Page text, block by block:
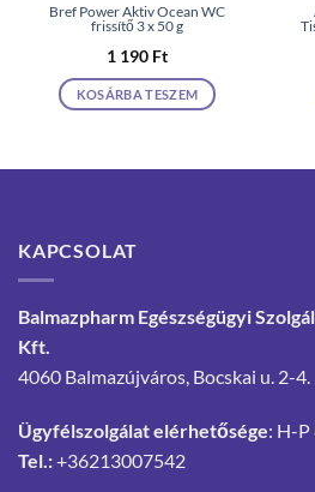
Bref Power Aktiv Ocean WC
frissítő 3 x 50 g
1 190 Ft
KOSÁRBA TESZEM
KAPCSOLAT
Balmazpharm Egészségügyi
Kft.
4060 Balmazújváros, Bocskai u. 2-4.
Ügyfélszolgálat elérhetősége: H-
Tel.:+36213007542